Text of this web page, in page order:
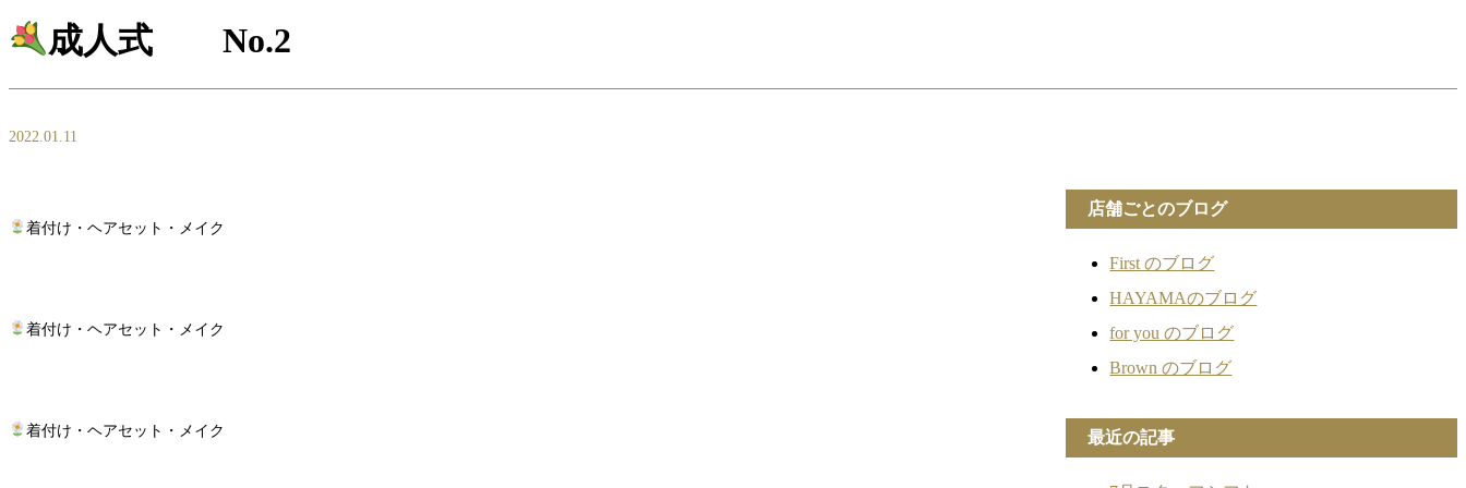
成人式 No.2
2022.01.11
着付け・ヘアセット・メイク
着付け・ヘアセット・メイク
着付け・ヘアセット・メイク
店舗ごとのブログ
First のブログ
HAYAMAのブログ
for you のブログ
Brown のブログ
最近の記事